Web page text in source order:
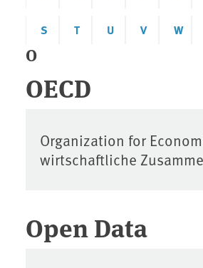
S T U V W
O
OECD
Organization for
wirtschaftliche
Open Data